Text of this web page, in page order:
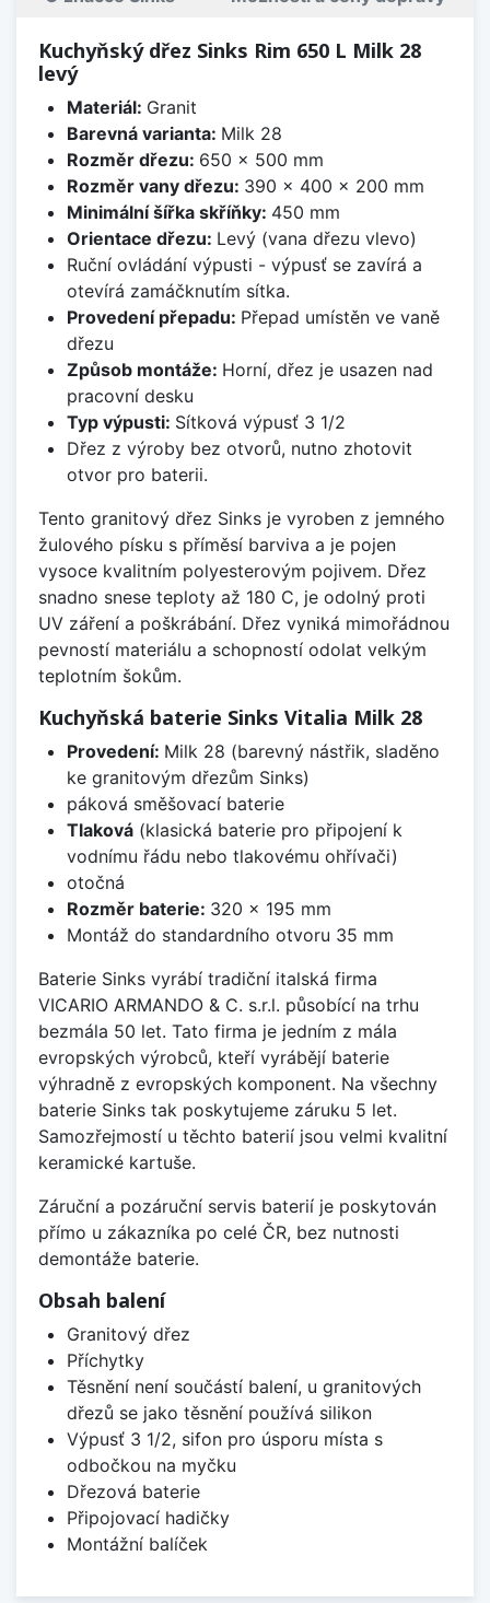
Kuchyňský dřez Sinks Rim 650 L Milk 28
levý
Materiál: Granit
Barevná varianta: Milk 28
Rozměr dřezu: 650 x 500 mm
Rozměr vany dřezu: 390 x 400 x 200 mm
Minimální šířka skříňky: 450 mm
Orientace dřezu: Levý (vana dřezu vlevo)
Ruční ovládání výpusti - výpusť se zavírá a
otevírá zamáčknutím sítka.
Provedení přepadu: Přepad umístěn ve vaně
dřezu
Způsob montáže: Horní, dřez je usazen nad
pracovní desku
Typ výpusti: Sítková výpusť 3 1/2
Dřez z výroby bez otvorů, nutno zhotovit
otvor pro baterii.
Tento granitový dřez Sinks je vyroben z jemného
žulového písku s příměsí barviva a je pojen
vysoce kvalitním polyesterovým pojivem. Dřez
snadno snese teploty až 180 C, je odolný proti
UV záření a poškrábání. Dřez vyniká mimořádnou
pevností materiálu a schopností odolat velkým
teplotním šokům.
Kuchyňská baterie Sinks Vitalia Milk 28
Provedení: Milk 28 (barevný nástřik, sladěno
ke granitovým dřezům Sinks)
páková směšovací baterie
Tlaková(klasická baterie pro připojení k
vodnímu řádu nebo tlakovému ohřívači)
otočná
Rozměr baterie: 320 x 195 mm
Montáž do standardního otvoru 35 mm
Baterie Sinks vyrábí tradiční italská firma
VICARIO ARMANDO & C. s.r.l. působící na trhu
bezmála 50 let. Tato firma je jedním z mála
evropských výrobců, kteří vyrábějí baterie
výhradně z evropských komponent. Na všechny
baterie Sinks tak poskytujeme záruku 5 let.
Samozřejmostí u těchto baterií jsou velmi kvalitní
keramické kartuše.
Záruční a pozáruční servis baterií je poskytován
přímo u zákazníka po celé ČR, bez nutnosti
demontáže baterie.
Obsah balení
Granitový dřez
Příchytky
Těsnění není součástí balení, u granitových
dřezů se jako těsnění používá silikon
Výpusť 3 1/2, sifon pro úsporu místa s
odbočkou na myčku
Dřezová baterie
Připojovací hadičky
Montážní balíček